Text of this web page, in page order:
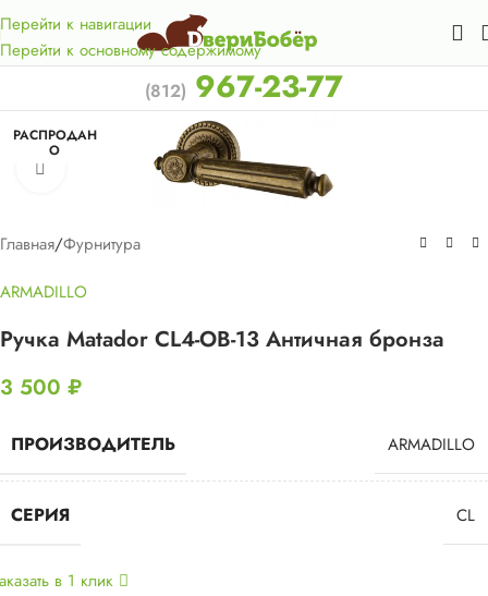
Перейти к навигации
Перейти к основному содержимому
км. от КАД.
(812) 967-23-77
РАСПРОДАН
О
Нажмите, чтобы увеличить
Главная/Фурнитура
ARMADILLO
Ручка Matador CL4-OB-13 Античная бронза
3 500 ₽
ПРОИЗВОДИТЕЛЬ ARMADILLO
СЕРИЯ CL
в 1 клик